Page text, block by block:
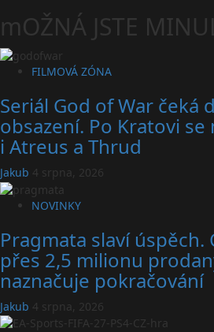
mOŽNÁ JSTE
FILMOVÁ ZÓNA
Seriál God of War čeká
obsazení. Po Kratovi
i Atreus a Thrud
Jakub 4 srpna, 2026
NOVINKY
Pragmata slaví úspěch.
přes 2,5 milionu
naznačuje pokračování
Jakub 4 srpna, 2026